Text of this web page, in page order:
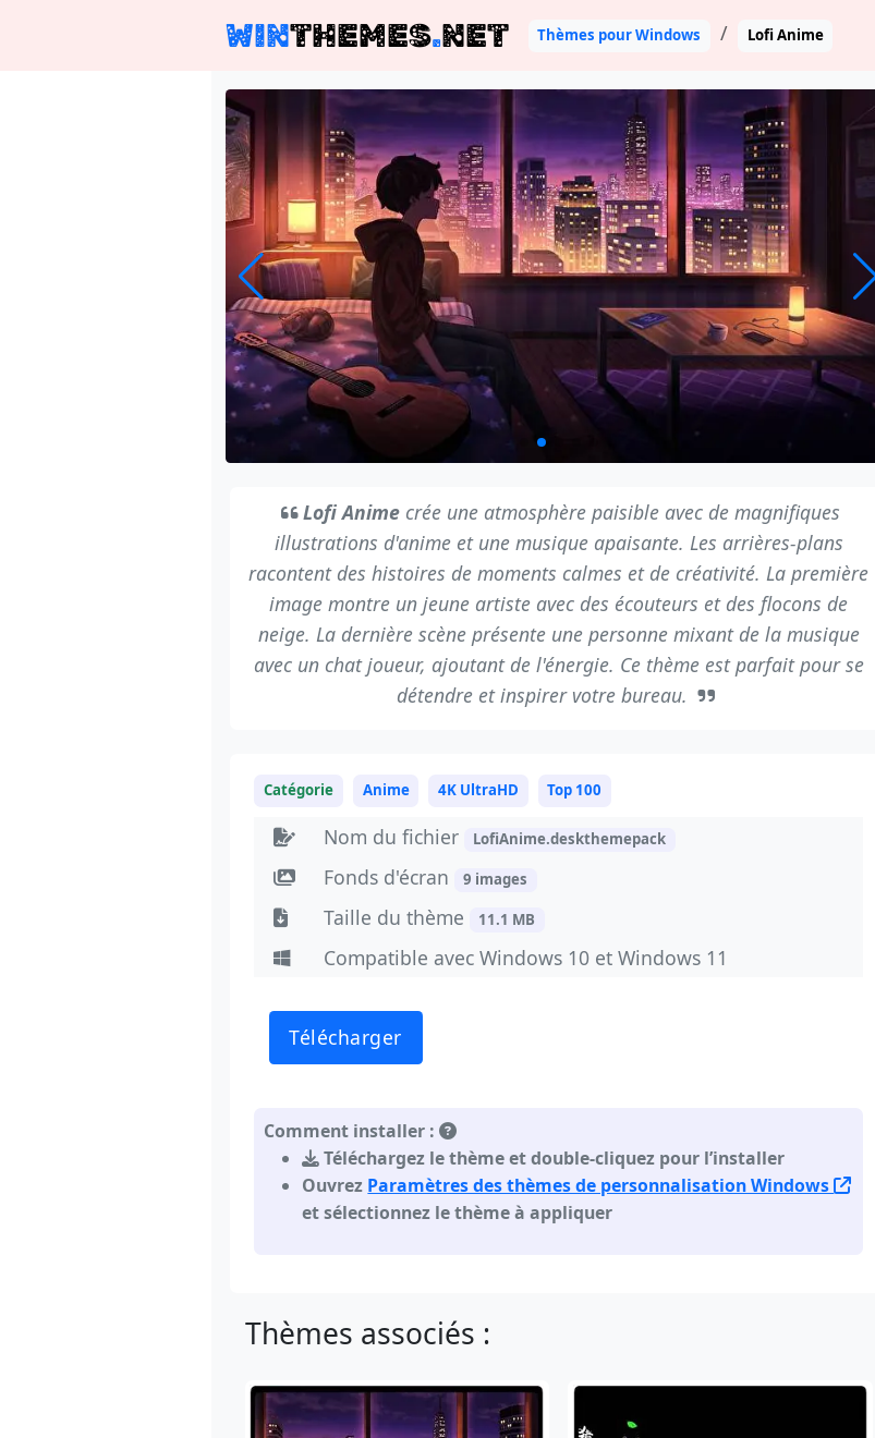
WINTHEMES.NET Thèmes pour Windows Lofi Anime
Lofi Anime crée une atmosphère paisible avec de magnifiques
illustrations d'anime et une musique apaisante. Les arrières-plans
racontent des histoires de moments calmes et de créativité. La première
image montre un jeune artiste avec des écouteurs et des flocons de
neige. La dernière scène présente une personne mixant de la musique
avec un chat joueur, ajoutant de l'énergie. Ce thème est parfait pour se
détendre et inspirer votre bureau.
Catégorie Anime 4K UltraHD Top 100
Nom du fichier LofiAnime.deskthemepack
Fonds d'écran 9 images
Taille du thème 11.1 MB
Compatible avec Windows 10 et Windows 11
Télécharger
Comment installer :
Téléchargez le thème et double-cliquez pour l’installer
Ouvrez Paramètres des thèmes de personnalisation Windows
et sélectionnez le thème à appliquer
Thèmes associés :